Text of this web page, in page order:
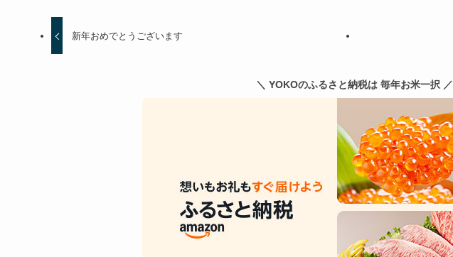
新年おめでとうございます
＼ YOKOのふるさと納税は 毎年お米一択 ／